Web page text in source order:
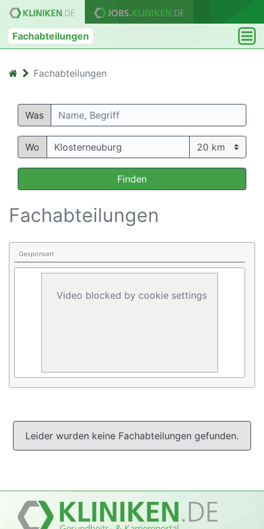
Fachabteilungen
Fachabteilungen
Was
Wo
Finden
Fachabteilungen
Gesponsert
Video blocked by cookie settings
Leider wurden keine Fachabteilungen gefunden.